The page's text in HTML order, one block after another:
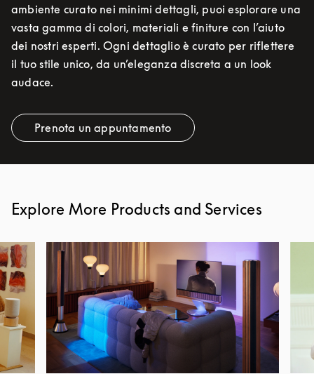
ambiente curato nei minimi dettagli, puoi esplorare una
vasta gamma di colori, materiali e finiture con l’aiuto
dei nostri esperti. Ogni dettaglio è curato per riflettere
il tuo stile unico, da un’eleganza discreta a un look
audace.
Prenota un appuntamento
Link Opens in New Tab
Explore More Products and Services